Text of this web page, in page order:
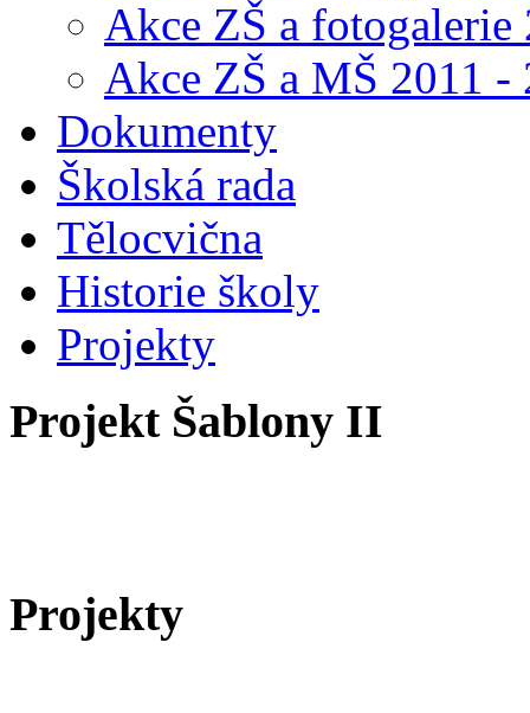
Akce ZŠ a fotogalerie
Akce ZŠ a MŠ 2011 -
Dokumenty
Školská rada
Tělocvična
Historie školy
Projekty
Projekt Šablony II
Projekty